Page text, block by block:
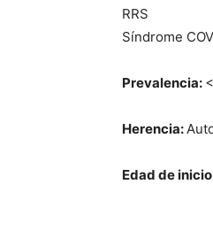
RRS
Síndrome
Prevalencia:
Herencia:
Edad de